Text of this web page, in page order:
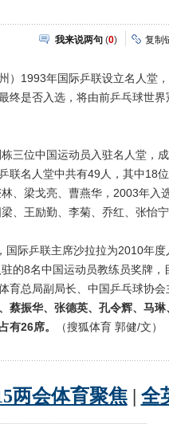
我来说两句 (0) 复制
1993年国际乒联设立名人堂，
终是否入选，将由前乒乓球世
位中国运动员入驻名人堂，成
联名人堂中共有49人，其中18
、梁戈亮、曹燕华，2003年入
、王励勤、李菊、乔红、张怡宁
际乒联主席沙拉拉为2010年度
的8名中国运动员教练员奖牌，
育总局副局长、中国乒乓球协
蔡振华、张德英、孔令辉、马
有26席。
（搜狐体育 郭健/文）